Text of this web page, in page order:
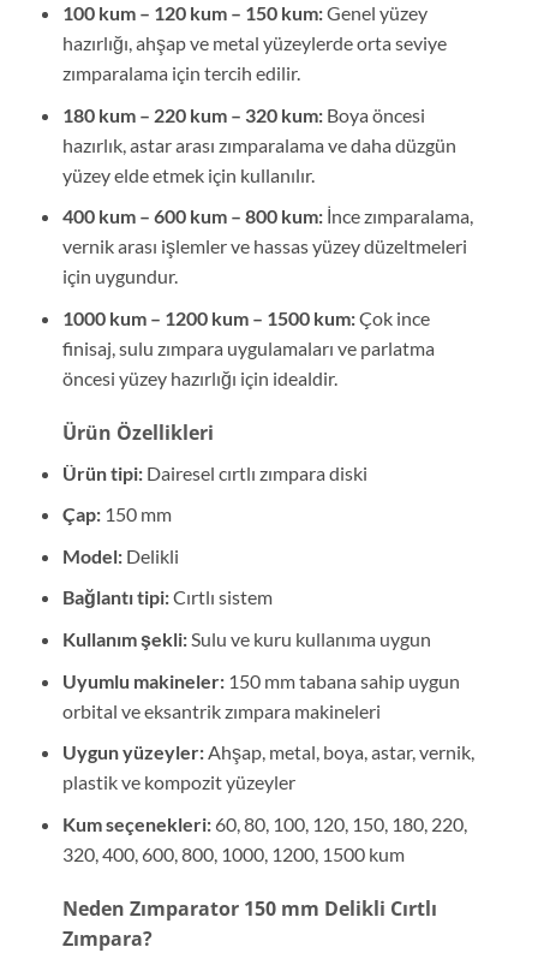
100 kum – 120 kum – 150 kum:Genel yüzey
hazırlığı, ahşap ve metal yüzeylerde orta seviye
zımparalama için tercih edilir.
180 kum – 220 kum – 320 kum:Boya öncesi
hazırlık, astar arası zımparalama ve daha düzgün
yüzey elde etmek için kullanılır.
400 kum – 600 kum – 800 kum:İnce zımparalama,
vernik arası işlemler ve hassas yüzey düzeltmeleri
için uygundur.
1000 kum – 1200 kum – 1500 kum:Çok ince
finisaj, sulu zımpara uygulamaları ve parlatma
öncesi yüzey hazırlığı için idealdir.
Ürün Özellikleri
Ürün tipi:Dairesel cırtlı zımpara diski
Çap:150 mm
Model:Delikli
Bağlantı tipi:Cırtlı sistem
Kullanım şekli:Sulu ve kuru kullanıma uygun
Uyumlu makineler:150 mm tabana sahip uygun
orbital ve eksantrik zımpara makineleri
Uygun yüzeyler:Ahşap, metal, boya, astar, vernik,
plastik ve kompozit yüzeyler
Kum seçenekleri:60, 80, 100, 120, 150, 180, 220,
320, 400, 600, 800, 1000, 1200, 1500 kum
Neden Zımparator 150 mm Delikli Cırtlı
Zımpara?